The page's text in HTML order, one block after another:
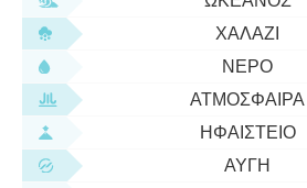
ΧΑΛΆΖΙ
ΝΕΡΌ
ΑΤΜΌΣΦΑΙΡΑ
ΗΦΑΊΣΤΕΙΟ
ΑΥΓΉ